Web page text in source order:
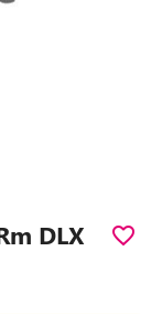
DLX favorite_border